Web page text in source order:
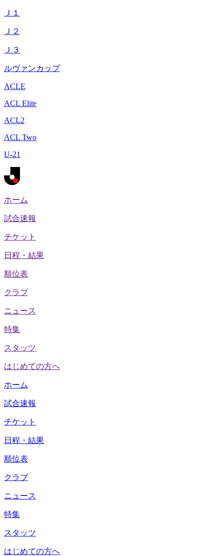
Ｊ１
Ｊ２
Ｊ３
ルヴァンカップ
ACLE
ACL Elite
ACL2
ACL Two
U-21
ホーム
試合速報
チケット
日程・結果
順位表
クラブ
ニュース
特集
スタッツ
はじめての方へ
ホーム
試合速報
チケット
日程・結果
順位表
クラブ
ニュース
特集
スタッツ
はじめての方へ